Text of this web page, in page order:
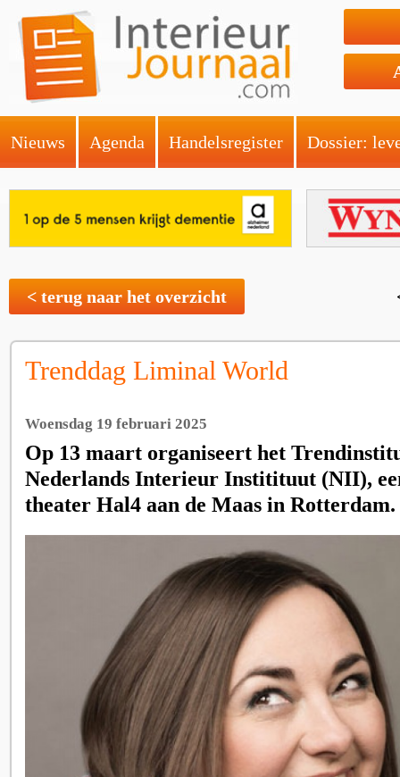
Nieuws Agenda Handelsregister Dossier:
< terug naar het overzicht
Trenddag Liminal World
Woensdag 19 februari 2025
Op 13 maart organiseert het
Nederlands Interieur Institituut (NII),
theater Hal4 aan de Maas in Rotterdam.